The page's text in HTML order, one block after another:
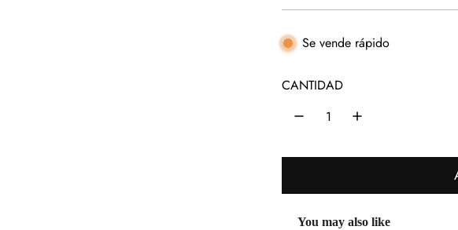
r
e
i
h
Se vende rápido
CANTIDAD
You may also like